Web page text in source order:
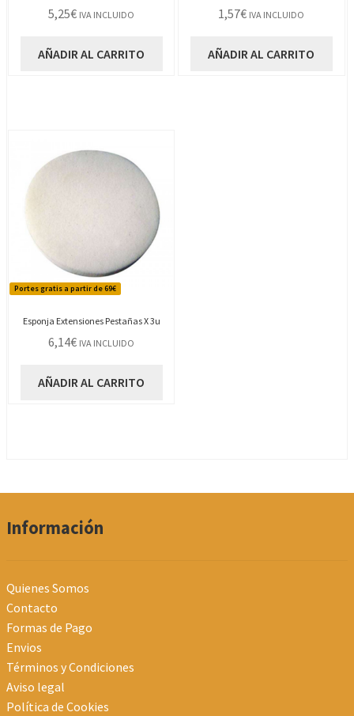
5,25€ IVA INCLUIDO
AÑADIR AL CARRITO
1,57€ IVA INCLUIDO
AÑADIR AL CARRITO
Portes gratis a partir de 69€
Esponja Extensiones Pestañas X 3u
6,14€ IVA INCLUIDO
AÑADIR AL CARRITO
Información
Quienes Somos
Contacto
Formas de Pago
Envios
Términos y Condiciones
Aviso legal
Política de Cookies